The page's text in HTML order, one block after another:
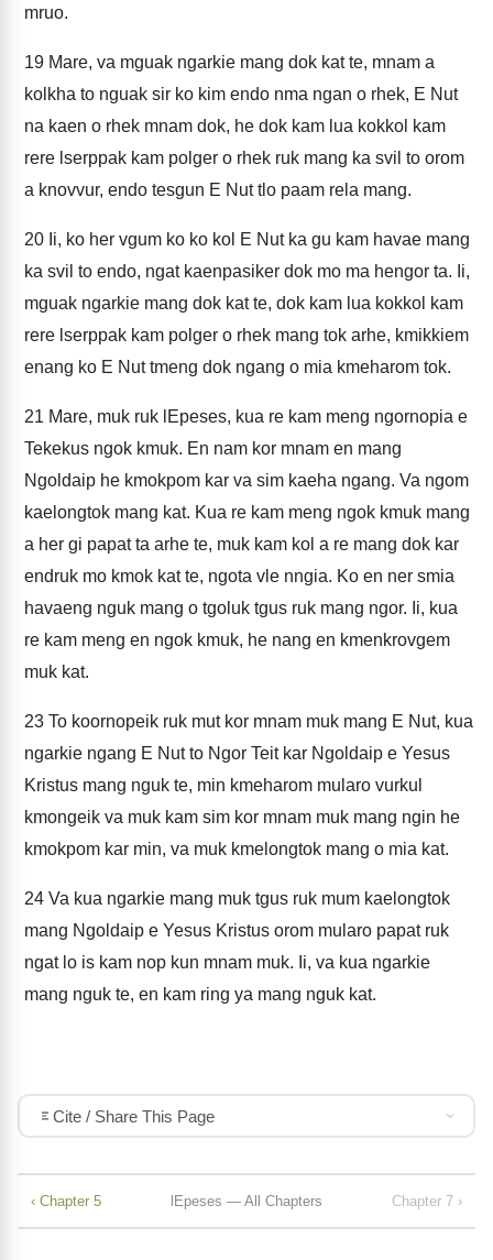
mruo.
19 Mare, va mguak ngarkie mang dok kat te, mnam a
kolkha to nguak sir ko kim endo nma ngan o rhek, E Nut
na kaen o rhek mnam dok, he dok kam lua kokkol kam
rere lserppak kam polger o rhek ruk mang ka svil to orom
a knovvur, endo tesgun E Nut tlo paam rela mang.
20 Ii, ko her vgum ko ko kol E Nut ka gu kam havae mang
ka svil to endo, ngat kaenpasiker dok mo ma hengor ta. Ii,
mguak ngarkie mang dok kat te, dok kam lua kokkol kam
rere lserppak kam polger o rhek mang tok arhe, kmikkiem
enang ko E Nut tmeng dok ngang o mia kmeharom tok.
21 Mare, muk ruk lEpeses, kua re kam meng ngornopia e
Tekekus ngok kmuk. En nam kor mnam en mang
Ngoldaip he kmokpom kar va sim kaeha ngang. Va ngom
kaelongtok mang kat. Kua re kam meng ngok kmuk mang
a her gi papat ta arhe te, muk kam kol a re mang dok kar
endruk mo kmok kat te, ngota vle nngia. Ko en ner smia
havaeng nguk mang o tgoluk tgus ruk mang ngor. Ii, kua
re kam meng en ngok kmuk, he nang en kmenkrovgem
muk kat.
23 To koornopeik ruk mut kor mnam muk mang E Nut, kua
ngarkie ngang E Nut to Ngor Teit kar Ngoldaip e Yesus
Kristus mang nguk te, min kmeharom mularo vurkul
kmongeik va muk kam sim kor mnam muk mang ngin he
kmokpom kar min, va muk kmelongtok mang o mia kat.
24 Va kua ngarkie mang muk tgus ruk mum kaelongtok
mang Ngoldaip e Yesus Kristus orom mularo papat ruk
ngat lo is kam nop kun mnam muk. Ii, va kua ngarkie
mang nguk te, en kam ring ya mang nguk kat.
Cite / Share This Page
‹ Chapter 5 lEpeses — All Chapters Chapter 7 ›